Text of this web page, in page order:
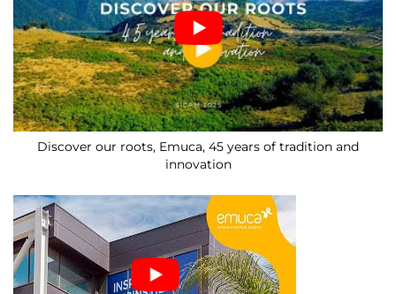
Discover our roots, Emuca, 45 years of tradition and
innovation